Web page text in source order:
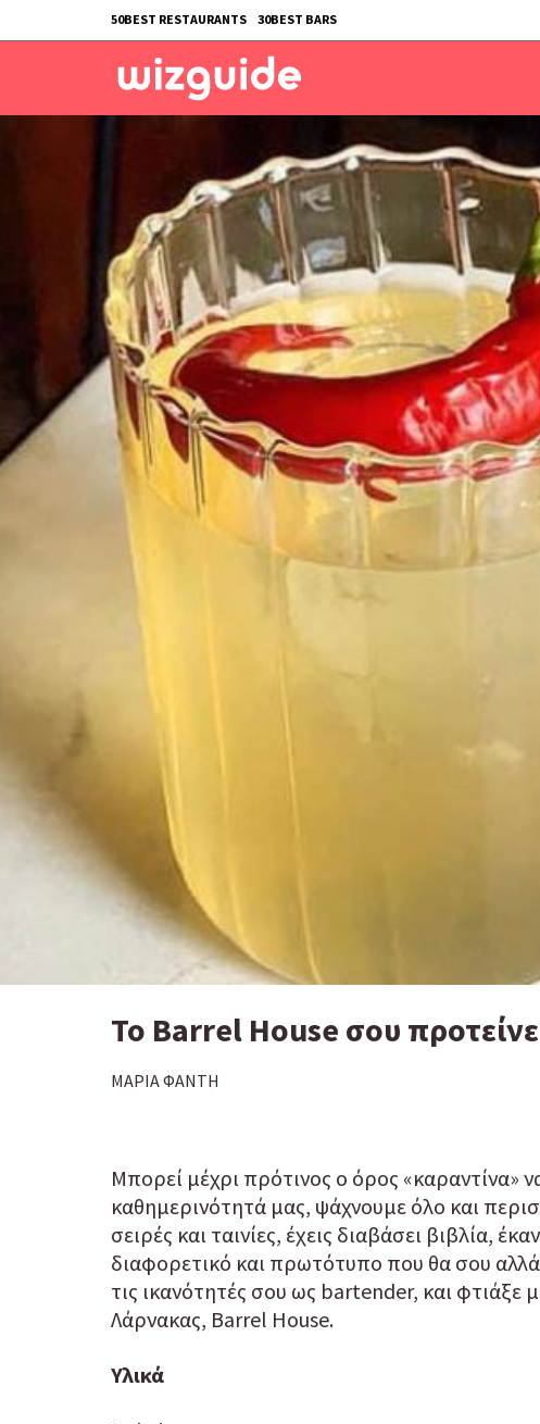
50BEST RESTAURANTS 30BEST BARS
To Barrel House σου
ΜΑΡΙΑ ΦΑΝΤΗ
Μπορεί μέχρι πρότινος ο όρος
καθημερινότητά μας, ψάχνουμε όλο και
σειρές και ταινίες, έχεις διαβάσει βιβλία,
διαφορετικό και πρωτότυπο που θα σου
τις ικανότητές σου ως bartender, και
Λάρνακας, Barrel House.
Υλικά